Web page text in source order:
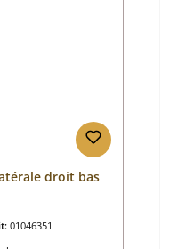
droit bas
01046351